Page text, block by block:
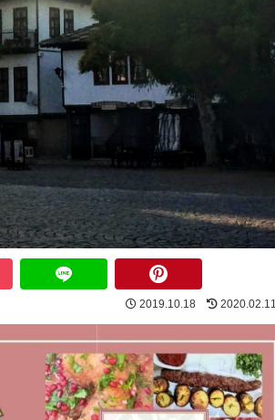
2019.10.18 2020.02.11